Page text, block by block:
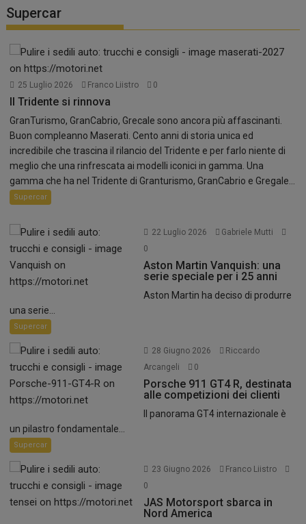
Supercar
25 Luglio 2026 Franco Liistro 0
Il Tridente si rinnova
GranTurismo, GranCabrio, Grecale sono ancora più affascinanti.
Buon compleanno Maserati. Cento anni di storia unica ed
incredibile che trascina il rilancio del Tridente e per farlo niente di
meglio che una rinfrescata ai modelli iconici in gamma. Una
gamma che ha nel Tridente di Granturismo, GranCabrio e Gregale...
Supercar
22 Luglio 2026
Gabriele Mutti
0
Aston Martin Vanquish: una
serie speciale per i 25 anni
Aston Martin ha deciso di produrre
una serie...
Supercar
28 Giugno 2026
Riccardo
Arcangeli
0
Porsche 911 GT4 R, destinata
alle competizioni dei clienti
Il panorama GT4 internazionale è
un pilastro fondamentale...
Supercar
23 Giugno 2026
Franco Liistro
0
JAS Motorsport sbarca in
Nord America